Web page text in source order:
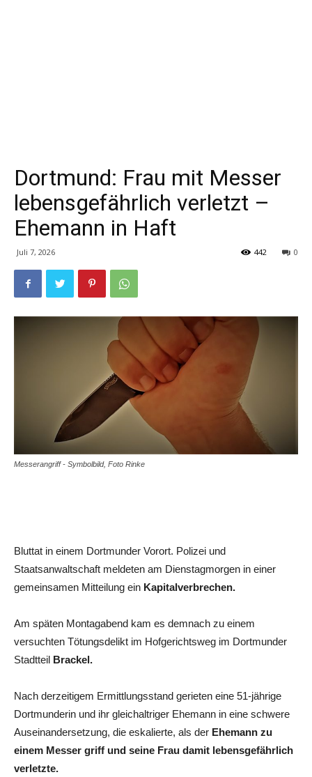
Dortmund: Frau mit Messer
lebensgefährlich verletzt –
Ehemann in Haft
Juli 7, 2026 0
442
Messerangriff - Symbolbild, Foto Rinke
Bluttat in einem Dortmunder Vorort. Polizei und
Staatsanwaltschaft meldeten am Dienstagmorgen in einer
gemeinsamen Mitteilung ein Kapitalverbrechen.
Am späten Montagabend kam es demnach zu einem
versuchten Tötungsdelikt im Hofgerichtsweg im Dortmunder
Stadtteil Brackel.
Nach derzeitigem Ermittlungsstand gerieten eine 51-jährige
Dortmunderin und ihr gleichaltriger Ehemann in eine schwere
Auseinandersetzung, die eskalierte, als der Ehemann zu
einem Messer griff und seine Frau damit lebensgefährlich
verletzte.